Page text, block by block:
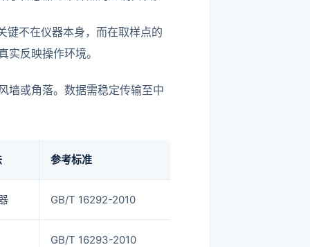
键不在仪器本身，而在取样点的
反映操作环境。
墙或角落。数据需稳定传输至中
参考标准
GB/T 16292-2010
GB/T 16293-2010